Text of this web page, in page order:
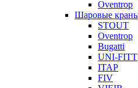
Oventrop
Шаровые
STOUT
Oventrop
Bugatti
UNI-FITT
ITAP
FIV